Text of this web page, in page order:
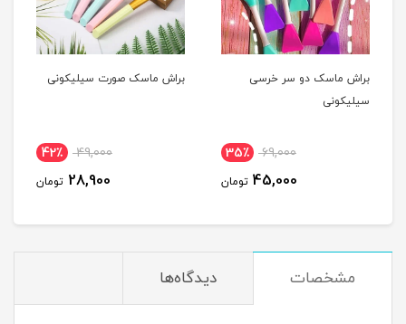
براش ماسک دو سر خرسی
سیلیکونی
69,000 35٪
45,000 تومان
براش ماسک صورت سیلیکونی
49,000 42٪
28,900 تومان
مشخصات دیدگاه‌ها